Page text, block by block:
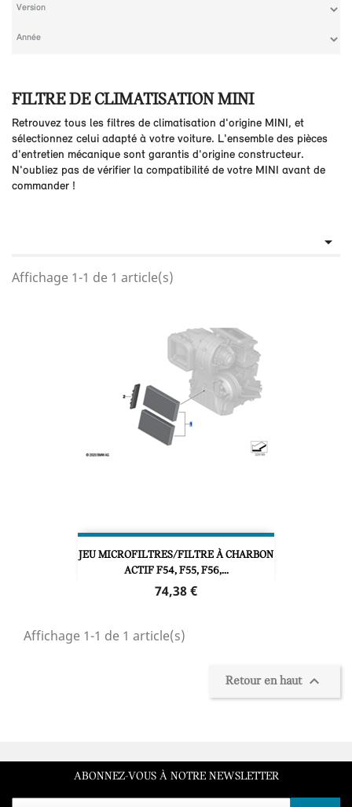
FILTRE DE CLIMATISATION MINI
Retrouvez tous les filtres de climatisation d'origine MINI, et
sélectionnez celui adapté à votre voiture. L'ensemble des pièces
d'entretien mécanique sont garantis d'origine constructeur.
N'oubliez pas de vérifier la compatibilité de votre MINI avant de
commander !

Affichage 1-1 de 1 article(s)
JEU MICROFILTRES/FILTRE À CHARBON
ACTIF F54, F55, F56,...
Prix
74,38 €
Affichage 1-1 de 1 article(s)
Retour en haut 
ABONNEZ-VOUS À NOTRE NEWSLETTER